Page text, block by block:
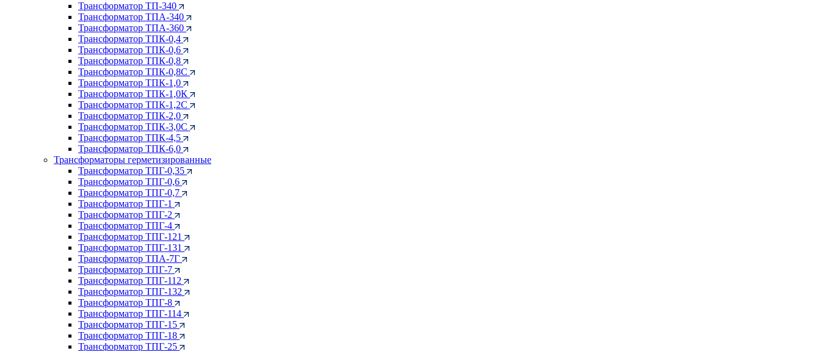
Трансформатор ТП-340
Трансформатор ТПА-340
Трансформатор ТПА-360
Трансформатор ТПК-0,4
Трансформатор ТПК-0,6
Трансформатор ТПК-0,8
Трансформатор ТПК-0,8С
Трансформатор ТПК-1,0
Трансформатор ТПК-1,0К
Трансформатор ТПК-1,2С
Трансформатор ТПК-2,0
Трансформатор ТПК-3,0С
Трансформатор ТПК-4,5
Трансформатор ТПК-6,0
Трансформаторы герметизированные
Трансформатор ТПГ-0,35
Трансформатор ТПГ-0,6
Трансформатор ТПГ-0,7
Трансформатор ТПГ-1
Трансформатор ТПГ-2
Трансформатор ТПГ-4
Трансформатор ТПГ-121
Трансформатор ТПГ-131
Трансформатор ТПА-7Г
Трансформатор ТПГ-7
Трансформатор ТПГ-112
Трансформатор ТПГ-132
Трансформатор ТПГ-8
Трансформатор ТПГ-114
Трансформатор ТПГ-15
Трансформатор ТПГ-18
Трансформатор ТПГ-25